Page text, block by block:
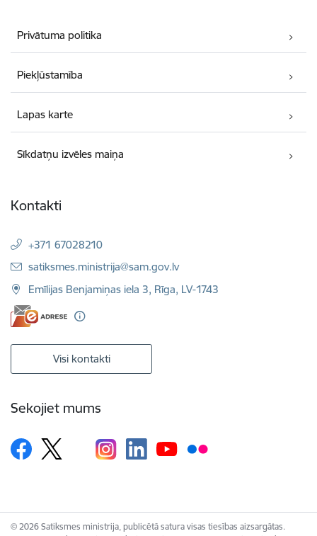
Privātuma politika
Piekļūstamība
Lapas karte
Sīkdatņu izvēles maiņa
Kontakti
+371 67028210
E-pasts:
satiksmes.ministrija@sam.gov.lv
Emīlijas Benjamiņas iela 3, Rīga, LV-1743
Visi kontakti
Sekojiet mums
© 2026 Satiksmes ministrija, publicētā satura visas tiesības aizsargātas.